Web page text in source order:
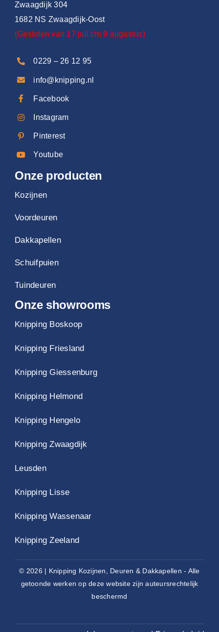
Zwaagdijk 304
1682 NS Zwaagdijk-Oost
(Gesloten van 17 juli t/m 9 augustus)
0229 – 26 12 95
info@knipping.nl
Facebook
Instagram
Pinterest
Youtube
Onze producten
Kozijnen
Voordeuren
Dakkapellen
Schuifpuien
Tuindeuren
Onze showrooms
Knipping Boskoop
Knipping Friesland
Knipping Giessenburg
Knipping Helmond
Knipping Hengelo
Knipping Zwaagdijk
Leusden
Knipping Lisse
Knipping Wassenaar
Knipping Zeeland
© 2026 | Knipping Kozijnen, Deuren & Dakkapellen - Alle
getoonde werken op deze website zijn auteursrechtelijk
beschermd